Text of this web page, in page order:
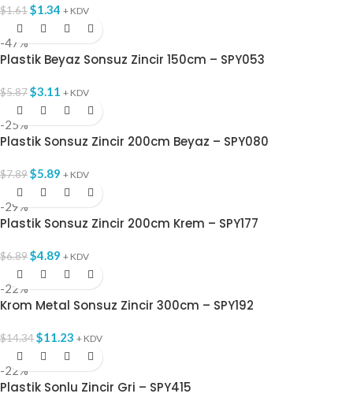
$1.61$1.34 + KDV
-47%
Plastik Beyaz Sonsuz Zincir 150cm – SPY053
$5.87$3.11 + KDV
-25%
Plastik Sonsuz Zincir 200cm Beyaz – SPY080
$7.89$5.89 + KDV
-29%
Plastik Sonsuz Zincir 200cm Krem – SPY177
$6.89$4.89 + KDV
-22%
Krom Metal Sonsuz Zincir 300cm – SPY192
$14.34$11.23 + KDV
-22%
Plastik Sonlu Zincir Gri – SPY415